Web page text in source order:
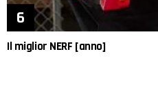
Il miglior NERF [anno]